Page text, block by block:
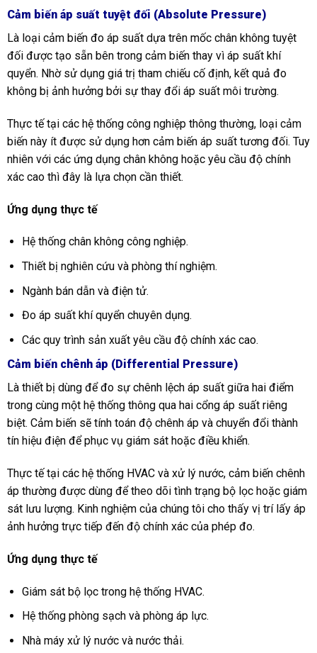
Cảm biến áp suất tuyệt đối (Absolute Pressure)
Là loại cảm biến đo áp suất dựa trên mốc chân không tuyệt
đối được tạo sẵn bên trong cảm biến thay vì áp suất khí
quyển. Nhờ sử dụng giá trị tham chiếu cố định, kết quả đo
không bị ảnh hưởng bởi sự thay đổi áp suất môi trường.
Thực tế tại các hệ thống công nghiệp thông thường, loại cảm
biến này ít được sử dụng hơn cảm biến áp suất tương đối. Tuy
nhiên với các ứng dụng chân không hoặc yêu cầu độ chính
xác cao thì đây là lựa chọn cần thiết.
Ứng dụng thực tế
Hệ thống chân không công nghiệp.
Thiết bị nghiên cứu và phòng thí nghiệm.
Ngành bán dẫn và điện tử.
Đo áp suất khí quyển chuyên dụng.
Các quy trình sản xuất yêu cầu độ chính xác cao.
Cảm biến chênh áp (Differential Pressure)
Là thiết bị dùng để đo sự chênh lệch áp suất giữa hai điểm
trong cùng một hệ thống thông qua hai cổng áp suất riêng
biệt. Cảm biến sẽ tính toán độ chênh áp và chuyển đổi thành
tín hiệu điện để phục vụ giám sát hoặc điều khiển.
Thực tế tại các hệ thống HVAC và xử lý nước, cảm biến chênh
áp thường được dùng để theo dõi tình trạng bộ lọc hoặc giám
sát lưu lượng. Kinh nghiệm của chúng tôi cho thấy vị trí lấy áp
ảnh hưởng trực tiếp đến độ chính xác của phép đo.
Ứng dụng thực tế
Giám sát bộ lọc trong hệ thống HVAC.
Hệ thống phòng sạch và phòng áp lực.
Nhà máy xử lý nước và nước thải.